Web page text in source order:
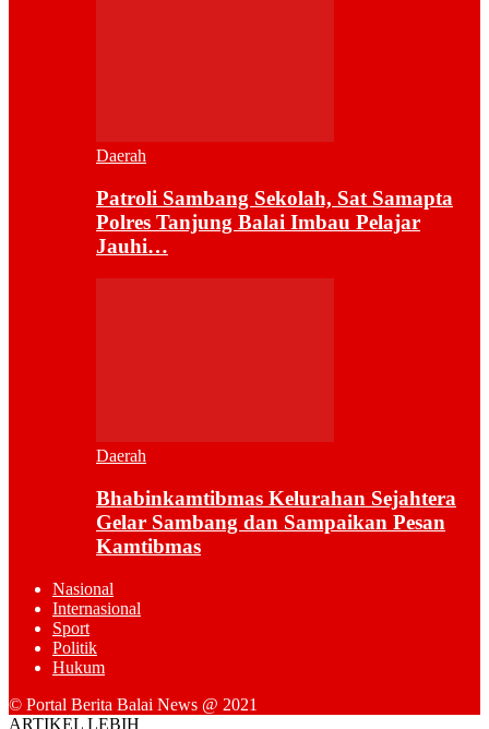
Daerah
Patroli Sambang Sekolah, Sat Samapta
Polres Tanjung Balai Imbau Pelajar
Jauhi…
Daerah
Bhabinkamtibmas Kelurahan Sejahtera
Gelar Sambang dan Sampaikan Pesan
Kamtibmas
Nasional
Internasional
Sport
Politik
Hukum
© Portal Berita Balai News @ 2021
ARTIKEL LEBIH